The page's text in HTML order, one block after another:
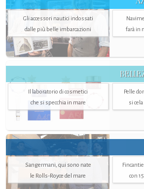
Gli accessori nautici indossati
dalle più belle imbarcazioni
farà in
Il laboratorio di cosmetici
che si specchia in mare
Pelle
si
Sangermani, qui sono nate
le Rolls-Royce del mare
con